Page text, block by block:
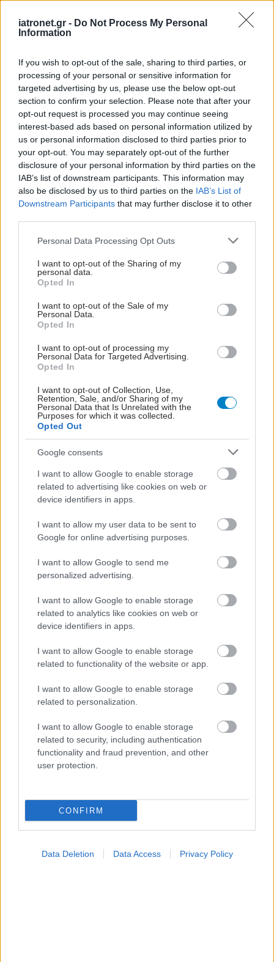
iatronet.gr - Do Not Process My Personal
Information
If you wish to opt-out of the sale, sharing to third parties, or
processing of your personal or sensitive information for
targeted advertising by us, please use the below opt-out
section to confirm your selection. Please note that after your
opt-out request is processed you may continue seeing
interest-based ads based on personal information utilized by
us or personal information disclosed to third parties prior to
your opt-out. You may separately opt-out of the further
disclosure of your personal information by third parties on the
IAB’s list of downstream participants. This information may
also be disclosed by us to third parties on the IAB’s List of
Downstream Participants that may further disclose it to other
Please note that this website/app uses one or more Google
not limited to your visit or usage behaviour. You may click to
grant or deny consent to Google and its third-party tags to
use your data for below specified purposes in below Google
consent section.
Personal Data Processing Opt Outs
I want to opt-out of the Sharing of my
personal data.
Opted In
I want to opt-out of the Sale of my
Personal Data.
Opted In
I want to opt-out of processing my
Personal Data for Targeted Advertising.
Opted In
I want to opt-out of Collection, Use,
Retention, Sale, and/or Sharing of my
Personal Data that Is Unrelated with the
Purposes for which it was collected.
Opted Out
Google consents
I want to allow Google to enable storage
related to advertising like cookies on web or
device identifiers in apps.
I want to allow my user data to be sent to
Google for online advertising purposes.
I want to allow Google to send me
personalized advertising.
I want to allow Google to enable storage
related to analytics like cookies on web or
device identifiers in apps.
I want to allow Google to enable storage
related to functionality of the website or app.
I want to allow Google to enable storage
related to personalization.
I want to allow Google to enable storage
related to security, including authentication
functionality and fraud prevention, and other
user protection.
CONFIRM
Data Deletion Data Access Privacy Policy
Ήλιος και προστασία: H
Η πρώτη μεγάλη
καλοκαιρινή ζέστη
''χτυπά'' την Ευρώπη